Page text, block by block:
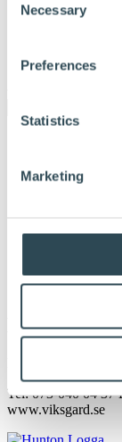
Selection
Necessary
Preferences
Statistics
Marketing
Referenser
Kontakta oss
Bråhovda
22.
Tel: 073-040 04 37
www.viksgard.se